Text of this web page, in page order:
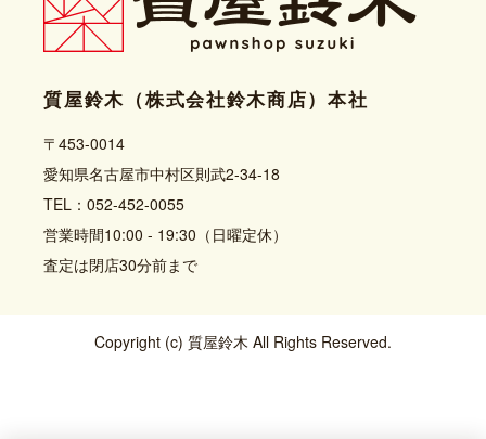
質屋鈴木（株式会社鈴木商店）本社
〒453-0014
愛知県名古屋市中村区則武2-34-18
TEL：052-452-0055
営業時間10:00 - 19:30（日曜定休）
査定は閉店30分前まで
Copyright (c) 質屋鈴木 All Rights Reserved.